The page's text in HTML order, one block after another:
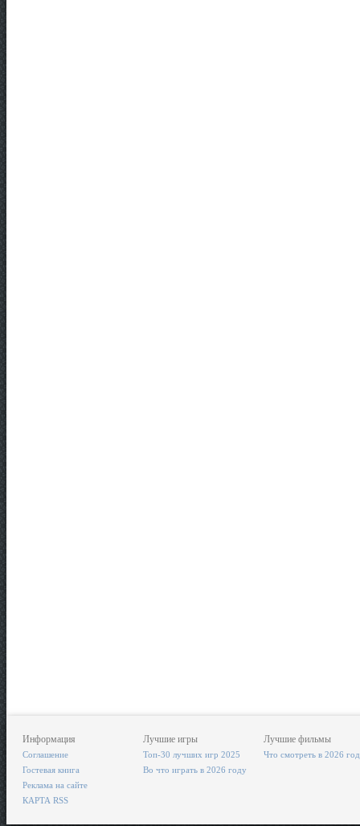
Информация
Соглашение
Гостевая книга
Реклама на сайте
КАРТА RSS
Лучшие игры
Топ-30 лучших игр 2025
Во что играть в 2026 году
Лучшие фильмы
Что смотреть в 2026